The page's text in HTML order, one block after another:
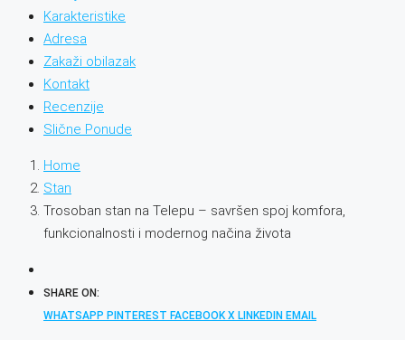
Karakteristike
Adresa
Zakaži obilazak
Kontakt
Recenzije
Slične Ponude
Home
Stan
Trosoban stan na Telepu – savršen spoj komfora,
funkcionalnosti i modernog načina života
SHARE ON:
WHATSAPP PINTEREST FACEBOOK X LINKEDIN EMAIL